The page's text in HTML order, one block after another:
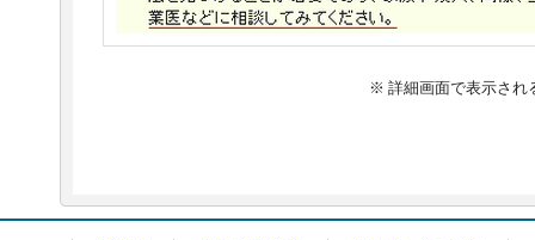
※ 詳細画面で表示され